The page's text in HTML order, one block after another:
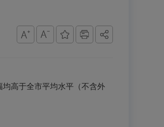
高于全市平均水平（不含外